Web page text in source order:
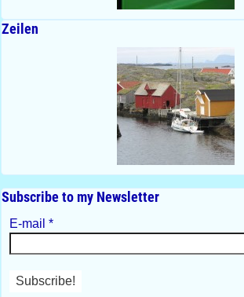
Zeilen
Subscribe to my Newsletter
E-mail *